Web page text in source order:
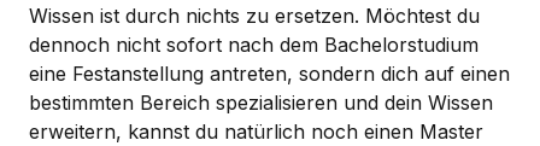
Wissen ist durch nichts zu ersetzen. Möchtest du
dennoch nicht sofort nach dem Bachelorstudium
eine Festanstellung antreten, sondern dich auf einen
bestimmten Bereich spezialisieren und dein Wissen
erweitern, kannst du natürlich noch einen Master